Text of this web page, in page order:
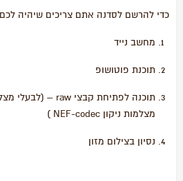
כדי להרשם לסדנה אתם צריכים שיהיה
מחשב נייד
תוכנת פוטושופ
מצלמות ניקון NEF-codec )
נסיון בצילום מזון